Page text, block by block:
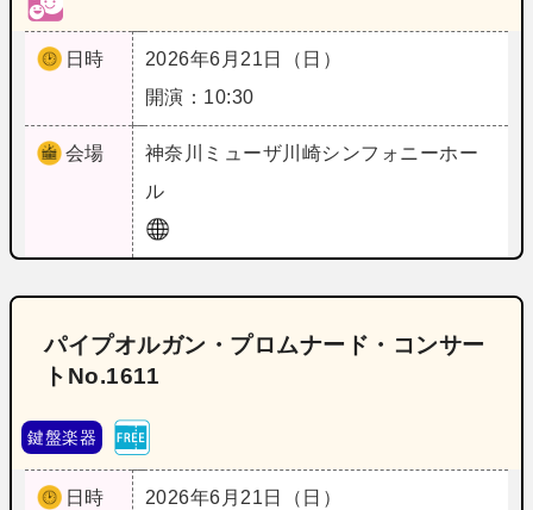
日時
2026年6月21日（日）
開演：10:30
会場 神奈川
ミューザ川崎シンフォニーホー
ル
パイプオルガン・プロムナード・コンサー
トNo.1611
鍵盤楽器
日時
2026年6月21日（日）